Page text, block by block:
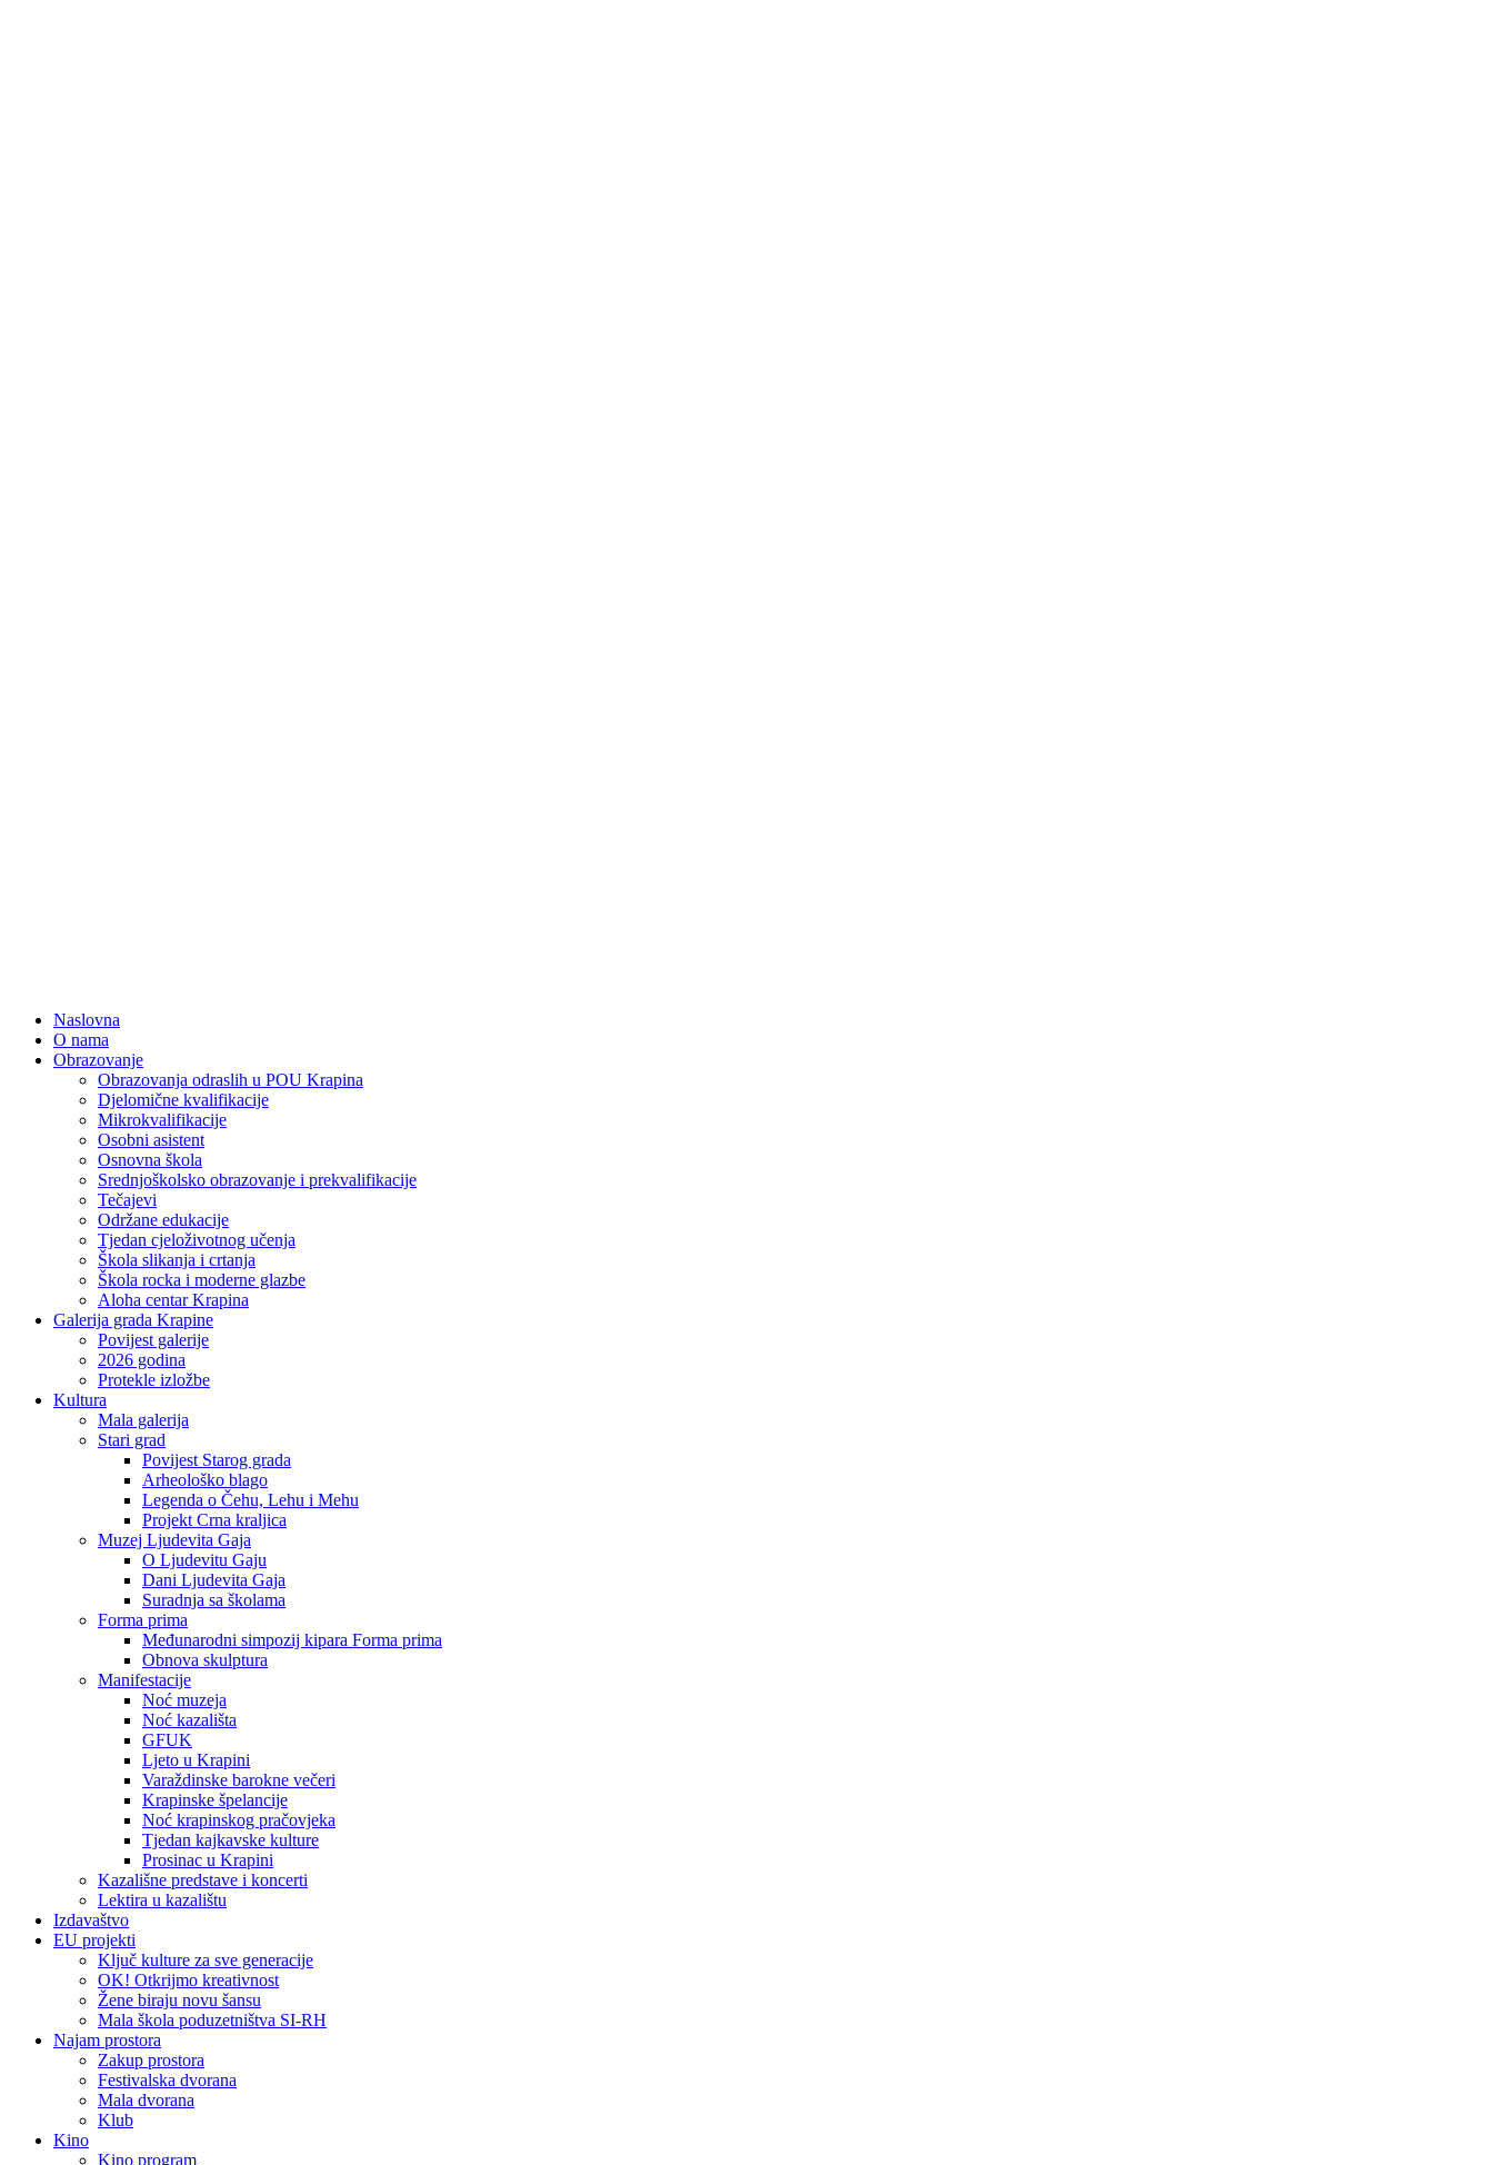
Naslovna
O nama
Obrazovanje
Obrazovanja odraslih u POU Krapina
Djelomične kvalifikacije
Mikrokvalifikacije
Osobni asistent
Osnovna škola
Srednjoškolsko obrazovanje i prekvalifikacije
Tečajevi
Održane edukacije
Tjedan cjeloživotnog učenja
Škola slikanja i crtanja
Škola rocka i moderne glazbe
Aloha centar Krapina
Galerija grada Krapine
Povijest galerije
2026 godina
Protekle izložbe
Kultura
Mala galerija
Stari grad
Povijest Starog grada
Arheološko blago
Legenda o Čehu, Lehu i Mehu
Projekt Crna kraljica
Muzej Ljudevita Gaja
O Ljudevitu Gaju
Dani Ljudevita Gaja
Suradnja sa školama
Forma prima
Međunarodni simpozij kipara Forma prima
Obnova skulptura
Manifestacije
Noć muzeja
Noć kazališta
GFUK
Ljeto u Krapini
Varaždinske barokne večeri
Krapinske špelancije
Noć krapinskog pračovjeka
Tjedan kajkavske kulture
Prosinac u Krapini
Kazališne predstave i koncerti
Lektira u kazalištu
Izdavaštvo
EU projekti
Ključ kulture za sve generacije
OK! Otkrijmo kreativnost
Žene biraju novu šansu
Mala škola poduzetništva SI-RH
Najam prostora
Zakup prostora
Festivalska dvorana
Mala dvorana
Klub
Kino
Kino program